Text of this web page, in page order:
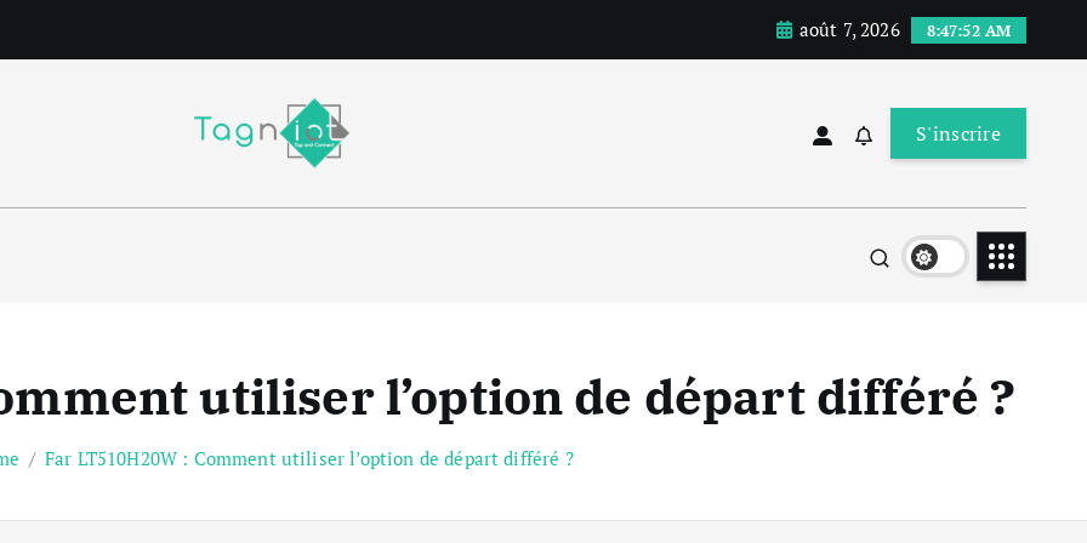
août 7, 2026 8:47:53 AM
S'inscrire
utiliser l’option de départ différé ?
Far LT510H20W : Comment utiliser l’option de départ différé ?